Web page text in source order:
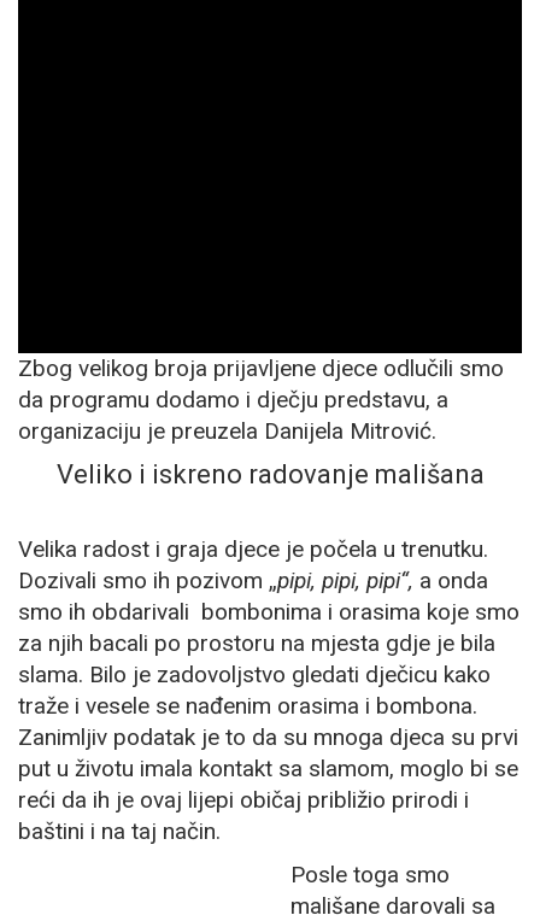
Zbog velikog broja prijavljene djece odlučili smo
da programu dodamo i dječju predstavu, a
organizaciju je preuzela Danijela Mitrović.
Veliko i iskreno radovanje mališana
Velika radost i graja djece je počela u trenutku.
Dozivali smo ih pozivom „pipi, pipi, pipi“, a onda
smo ih obdarivali bombonima i orasima koje smo
za njih bacali po prostoru na mjesta gdje je bila
slama. Bilo je zadovoljstvo gledati dječicu kako
traže i vesele se nađenim orasima i bombona.
Zanimljiv podatak je to da su mnoga djeca su prvi
put u životu imala kontakt sa slamom, moglo bi se
reći da ih je ovaj lijepi običaj približio prirodi i
baštini i na taj način.
Posle toga smo
mališane darovali sa